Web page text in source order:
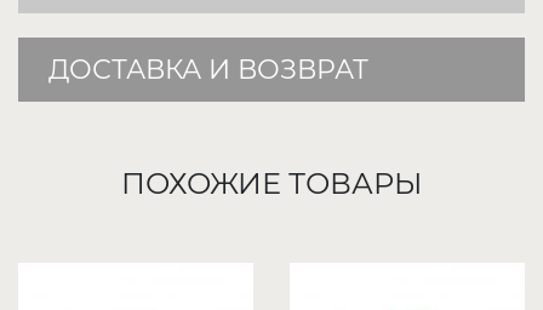
ДОСТАВКА И ВОЗВРАТ
ПОХОЖИЕ ТОВАРЫ